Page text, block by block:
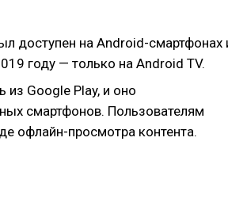
доступен на Android-смартфонах
году — только на Android TV.
из Google Play, и оно
смартфонов. Пользователям
офлайн-просмотра контента.